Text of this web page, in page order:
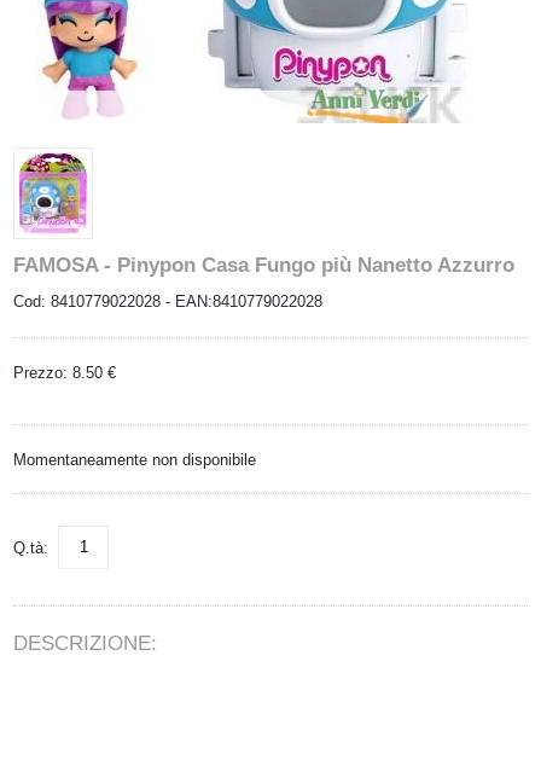
FAMOSA - Pinypon Casa Fungo più Nanetto Azzurro
Cod: 8410779022028 - EAN:8410779022028
Prezzo: 8.50 €
Momentaneamente non disponibile
Q.tà:
DESCRIZIONE: